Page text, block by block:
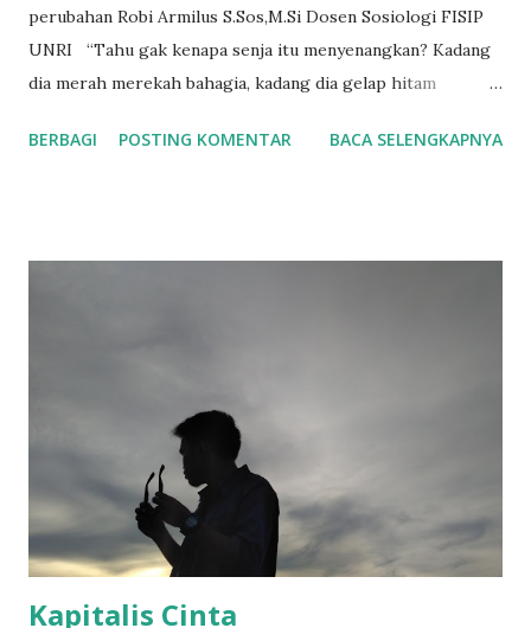
perubahan Robi Armilus S.Sos,M.Si Dosen Sosiologi FISIP
UNRI “Tahu gak kenapa senja itu menyenangkan? Kadang
dia merah merekah bahagia, kadang dia gelap hitam
Dialog diatas menjadi pembuka dari fim sore : istri dari
tanggal 10 Juli 2025, sampai saat tulisan ini dibuat film sore
telah ditonton lebih dari 1.000.000 orang dibioskop dan
diprediksi akan terus bertambah karena respon postif dari
masyarakat. Film sore istri dari masa depan bercerita
tentang kisah sore d...
BERBAGI POSTING KOMENTAR BACA SELENGKAPNYA
Kapitalis Cinta